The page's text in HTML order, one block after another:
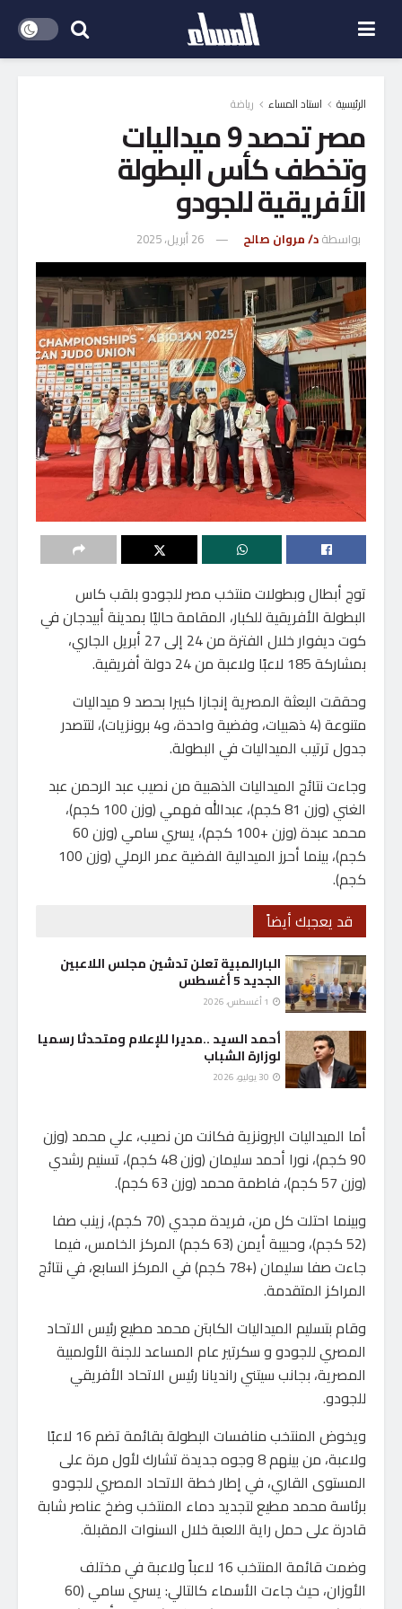
الرئيسية استاد المساء رياضة
مصر تحصد 9 ميداليات
وتخطف كأس البطولة
الأفريقية للجودو
بواسطةد/ مروان صالح 26 أبريل، 2025
توج أبطال وبطولات منتخب مصر للجودو بلقب كاس
البطولة الأفريقية للكبار، المقامة حاليًا بمدينة أبيدجان في
كوت ديفوار خلال الفترة من 24 إلى 27 أبريل الجاري،
بمشاركة 185 لاعبًا ولاعبة من 24 دولة أفريقية.
وحققت البعثة المصرية إنجازا كبيرا بحصد 9 ميداليات
متنوعة (4 ذهبيات، وفضية واحدة، و4 برونزيات)، لتتصدر
جدول ترتيب الميداليات في البطولة.
وجاءت نتائج الميداليات الذهبية من نصيب عبد الرحمن عبد
الغني (وزن 81 كجم)، عبدالله فهمي (وزن 100 كجم)،
محمد عبدة (وزن +100 كجم)، يسري سامي (وزن 60
كجم)، بينما أحرز الميدالية الفضية عمر الرملي (وزن 100
كجم).
قد يعجبك أيضاً
البارالمبية تعلن تدشين مجلس اللاعبين
الجديد 5 أغسطس
أحمد السيد ..مديرا للإعلام ومتحدثا رسميا
لوزارة الشباب
أما الميداليات البرونزية فكانت من نصيب، علي محمد (وزن
90 كجم)، نورا أحمد سليمان (وزن 48 كجم)، تسنيم رشدي
(وزن 57 كجم)، فاطمة محمد (وزن 63 كجم).
وبينما احتلت كل من، فريدة مجدي (70 كجم)، زينب صفا
(52 كجم)، وحبيبة أيمن (63 كجم) المركز الخامس، فيما
جاءت صفا سليمان (+78 كجم) في المركز السابع، في نتائج
المراكز المتقدمة.
وقام بتسليم الميداليات الكابتن محمد مطيع رئيس الاتحاد
المصري للجودو و سكرتير عام المساعد للجنة الأولمبية
المصرية، بجانب سيتني رانديانا رئيس الاتحاد الأفريقي
للجودو.
ويخوض المنتخب منافسات البطولة بقائمة تضم 16 لاعبًا
ولاعبة، من بينهم 8 وجوه جديدة تشارك لأول مرة على
المستوى القاري، في إطار خطة الاتحاد المصري للجودو
برئاسة محمد مطيع لتجديد دماء المنتخب وضخ عناصر شابة
قادرة على حمل راية اللعبة خلال السنوات المقبلة.
وضمت قائمة المنتخب 16 لاعباً ولاعبة في مختلف
الأوزان، حيث جاءت الأسماء كالتالي: يسري سامي (60